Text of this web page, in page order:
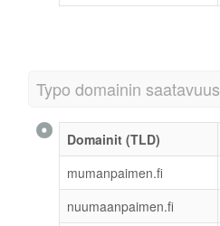
Typo domainin saatavuus
Domainit (TLD)
mumanpaimen.fi
nuumaanpaimen.fi